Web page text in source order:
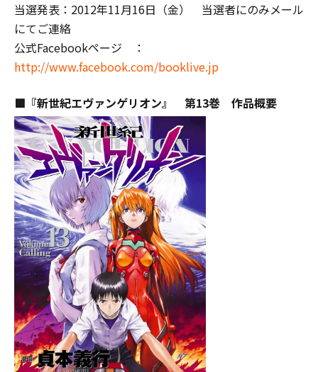
当選発表：2012年11月16日（金） 当選者にのみメール
にてご連絡
公式Facebookページ ：
http://www.facebook.com/booklive.jp
■『新世紀エヴァンゲリオン』 第13巻 作品概要